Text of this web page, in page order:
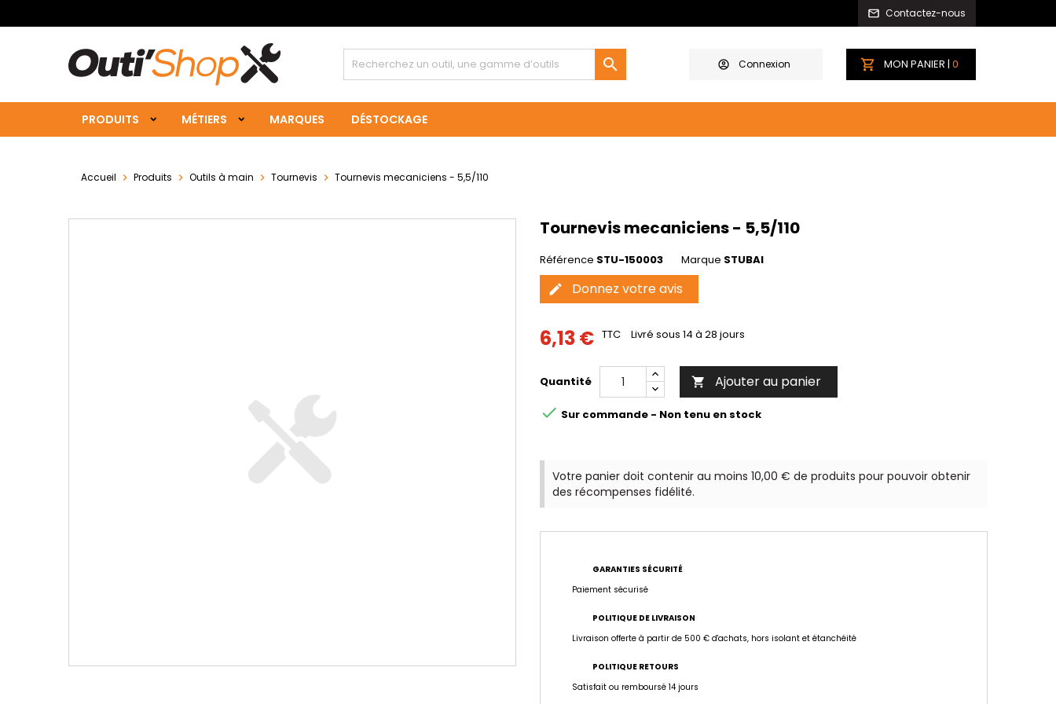
Contactez-nous
 Connexion MON PANIER | 0
PRODUITS MÉTIERS MARQUES DÉSTOCKAGE
Accueil Produits Outils à main Tournevis Tournevis mecaniciens - 5,5/110
Tournevis mecaniciens - 5,5/110
Référence STU-150003 Marque STUBAI
edit Donnez votre avis
6,13 € TTC Livré sous 14 à 28 jours
Quantité  Ajouter au panier
 Sur commande - Non tenu en stock
Votre panier doit contenir au moins 10,00 € de produits pour pouvoir obtenir
des récompenses fidélité.
GARANTIES SÉCURITÉ
Paiement sécurisé
POLITIQUE DE LIVRAISON
Livraison offerte à partir de 500 € d'achats, hors isolant et étanchéité
POLITIQUE RETOURS
Satisfait ou remboursé 14 jours